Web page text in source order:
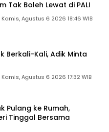
Tak Boleh Lewat di PALI
Kamis, Agustus 6 2026 18:46 WIB
Berkali-Kali, Adik Minta
Kamis, Agustus 6 2026 17:32 WIB
Pulang ke Rumah,
Tinggal Bersama